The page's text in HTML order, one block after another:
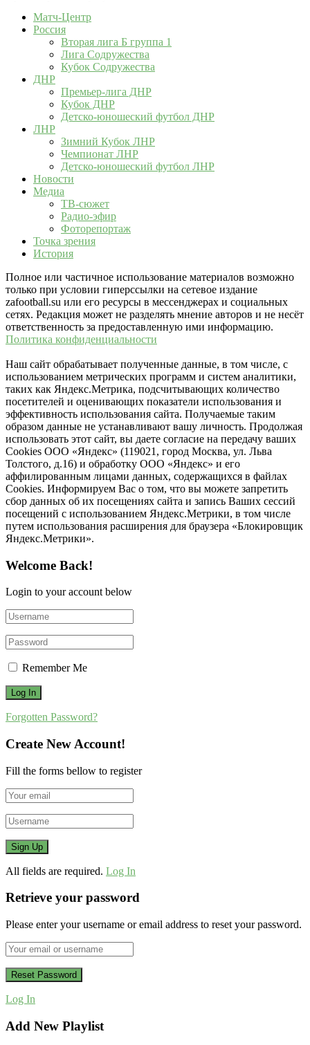
Матч-Центр
Россия
Вторая лига Б группа 1
Лига Содружества
Кубок Содружества
ДНР
Премьер-лига ДНР
Кубок ДНР
Детско-юношеский футбол ДНР
ЛНР
Зимний Кубок ЛНР
Чемпионат ЛНР
Детско-юношеский футбол ЛНР
Новости
Медиа
ТВ-сюжет
Радио-эфир
Фоторепортаж
Точка зрения
История
Полное или частичное использование материалов возможно
только при условии гиперссылки на сетевое издание
zafootball.su или его ресурсы в мессенджерах и социальных
сетях. Редакция может не разделять мнение авторов и не несёт
ответственность за предоставленную ими информацию.
Политика конфиденциальности
Наш сайт обрабатывает полученные данные, в том числе, с
использованием метрических программ и систем аналитики,
таких как Яндекс.Метрика, подсчитывающих количество
посетителей и оценивающих показатели использования и
эффективность использования сайта. Получаемые таким
образом данные не устанавливают вашу личность. Продолжая
использовать этот сайт, вы даете согласие на передачу ваших
Cookies ООО «Яндекс» (119021, город Москва, ул. Льва
Толстого, д.16) и обработку ООО «Яндекс» и его
аффилированным лицами данных, содержащихся в файлах
Cookies. Информируем Вас о том, что вы можете запретить
сбор данных об их посещениях сайта и запись Ваших сессий
посещений с использованием Яндекс.Метрики, в том числе
путем использования расширения для браузера «Блокировщик
Яндекс.Метрики».
Welcome Back!
Login to your account below
Remember Me
Forgotten Password?
Create New Account!
Fill the forms bellow to register
All fields are required. Log In
Retrieve your password
Please enter your username or email address to reset your password.
Log In
Add New Playlist